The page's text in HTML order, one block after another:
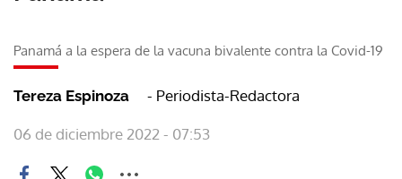
Panamá a la espera de la vacuna bivalente contra la Covid-19
Tereza Espinoza - Periodista-Redactora
06 de diciembre 2022 - 07:53